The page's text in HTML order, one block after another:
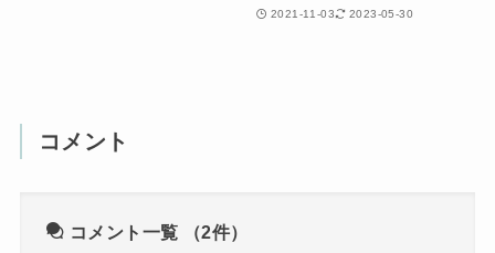
2021-11-03 2023-05-30
コメント
コメント一覧 （2件）